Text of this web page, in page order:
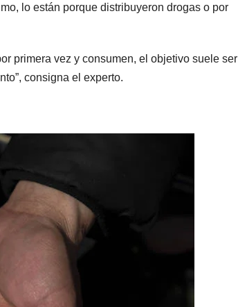
lo están porque distribuyeron drogas o por
primera vez y consumen, el objetivo suele ser
consigna el experto.